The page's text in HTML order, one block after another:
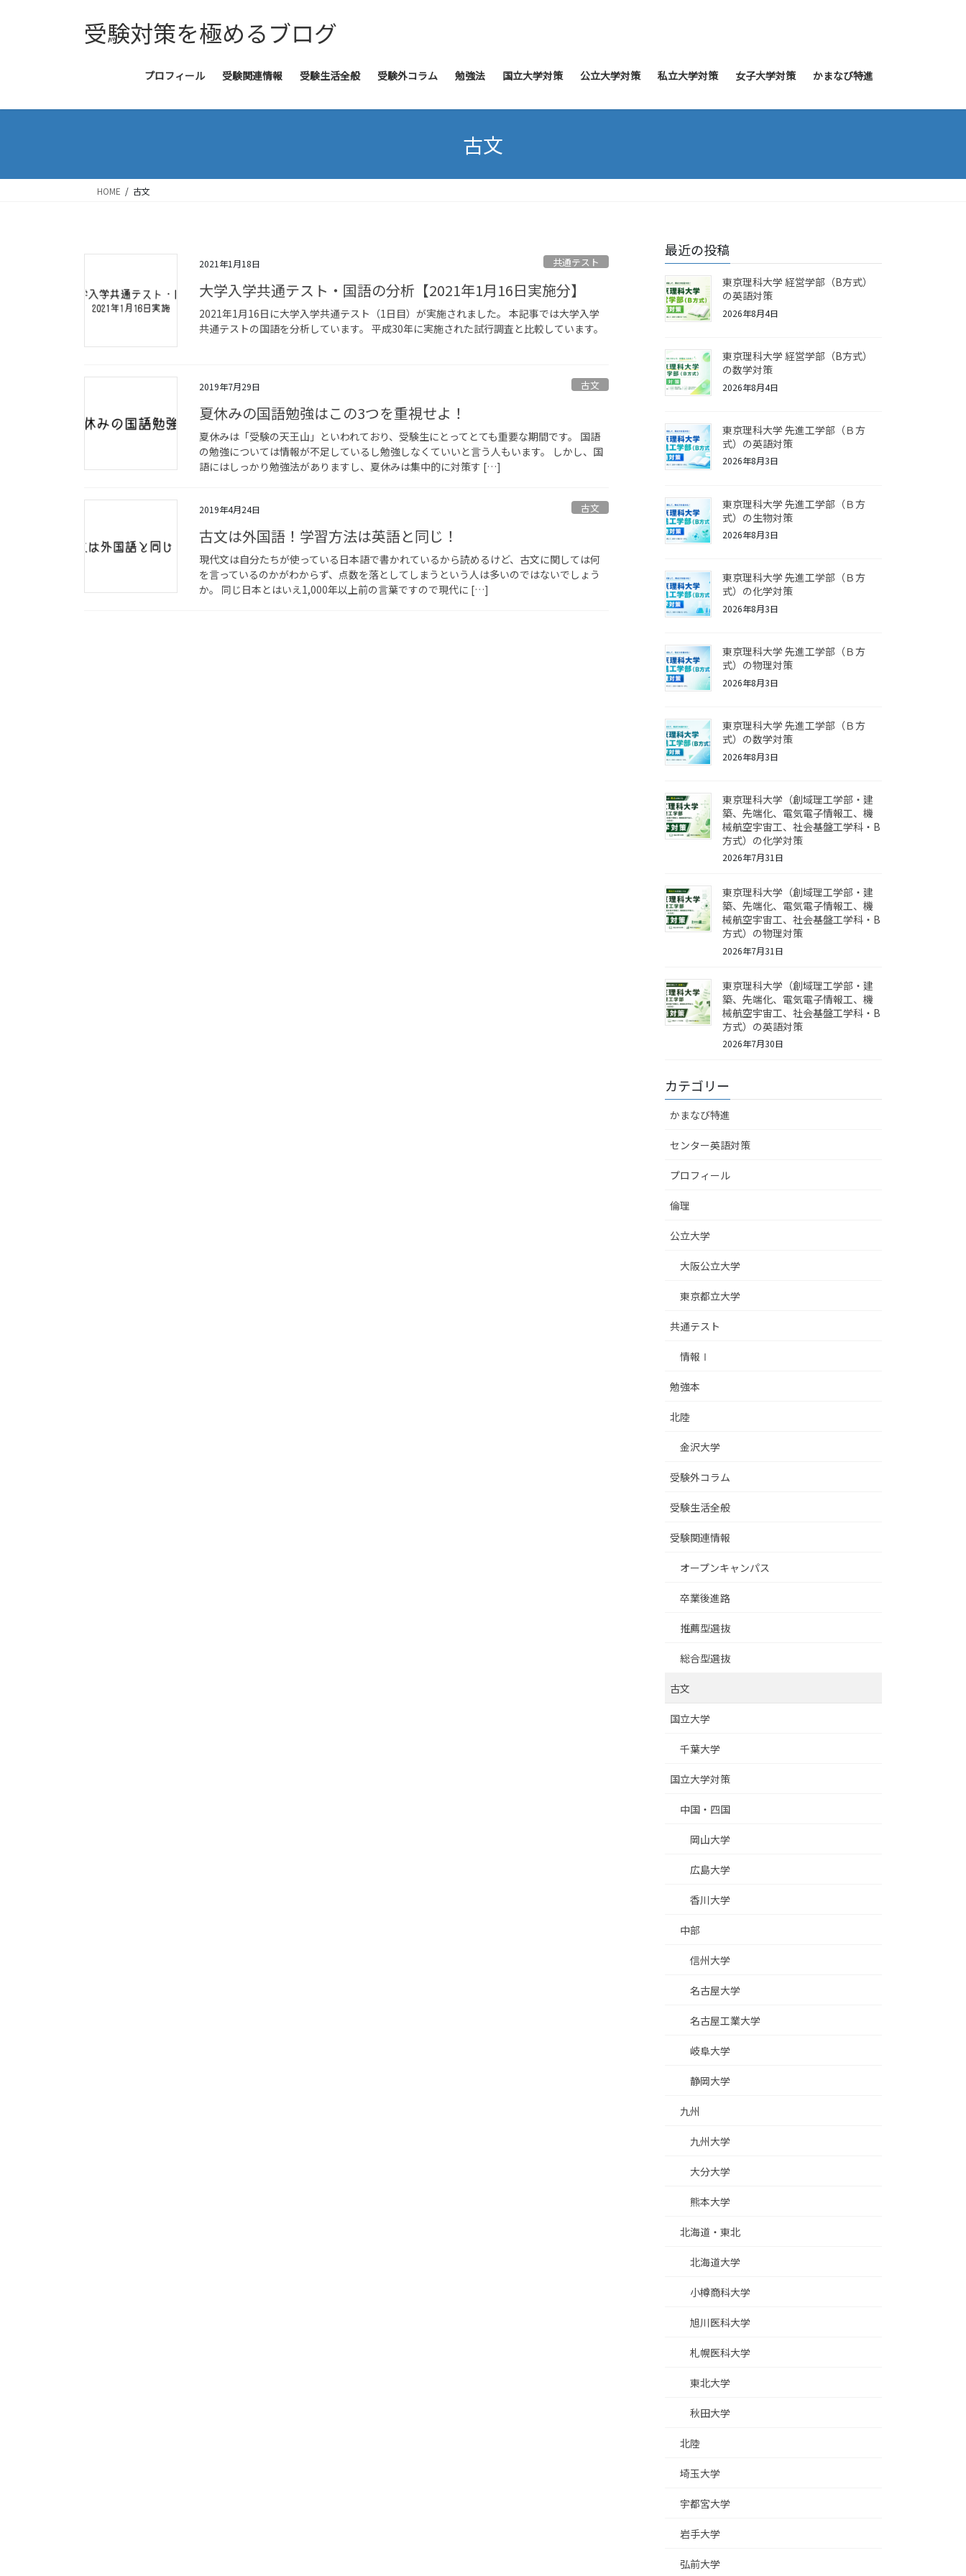
ス
ン
受験対策を極めるブログ
プロフィール 受験関連情報 受験生活全般 受験外コラム 勉強法 国立大学対策 公立大学対策 私立大学対策 女子大学対策 かまなび特進
古文
HOME 古文
2021年1月18日 共通テスト
大学入学共通テスト・国語の分析【2021年1月16日実施分】
2021年1月16日に大学入学共通テスト（1日目）が実施されました。 本記事では大学入学
共通テストの国語を分析しています。 平成30年に実施された試行調査と比較しています。
2019年7月29日 古文
夏休みの国語勉強はこの3つを重視せよ！
夏休みは「受験の天王山」といわれており、受験生にとってとても重要な期間です。 国語
の勉強については情報が不足しているし勉強しなくていいと言う人もいます。 しかし、国
語にはしっかり勉強法がありますし、夏休みは集中的に対策す […]
2019年4月24日 古文
古文は外国語！学習方法は英語と同じ！
現代文は自分たちが使っている日本語で書かれているから読めるけど、古文に関しては何
を言っているのかがわからず、点数を落としてしまうという人は多いのではないでしょう
か。 同じ日本とはいえ1,000年以上前の言葉ですので現代に […]
最近の投稿
東京理科大学 経営学部（B方式）
の英語対策
2026年8月4日
東京理科大学 経営学部（B方式）
の数学対策
2026年8月4日
東京理科大学 先進工学部（Ｂ方
式）の英語対策
2026年8月3日
東京理科大学 先進工学部（Ｂ方
式）の生物対策
2026年8月3日
東京理科大学 先進工学部（Ｂ方
式）の化学対策
2026年8月3日
東京理科大学 先進工学部（Ｂ方
式）の物理対策
2026年8月3日
東京理科大学 先進工学部（Ｂ方
式）の数学対策
2026年8月3日
東京理科大学（創域理工学部・建
築、先端化、電気電子情報工、機
械航空宇宙工、社会基盤工学科・B
方式）の化学対策
2026年7月31日
東京理科大学（創域理工学部・建
築、先端化、電気電子情報工、機
械航空宇宙工、社会基盤工学科・B
方式）の物理対策
2026年7月31日
東京理科大学（創域理工学部・建
築、先端化、電気電子情報工、機
械航空宇宙工、社会基盤工学科・B
方式）の英語対策
2026年7月30日
カテゴリー
かまなび特進
センター英語対策
プロフィール
倫理
公立大学
大阪公立大学
東京都立大学
共通テスト
情報Ⅰ
勉強本
北陸
金沢大学
受験外コラム
受験生活全般
受験関連情報
オープンキャンパス
卒業後進路
推薦型選抜
総合型選抜
古文
国立大学
千葉大学
国立大学対策
中国・四国
岡山大学
広島大学
香川大学
中部
信州大学
名古屋大学
名古屋工業大学
岐阜大学
静岡大学
九州
九州大学
大分大学
熊本大学
北海道・東北
北海道大学
小樽商科大学
旭川医科大学
札幌医科大学
東北大学
秋田大学
北陸
埼玉大学
宇都宮大学
岩手大学
弘前大学